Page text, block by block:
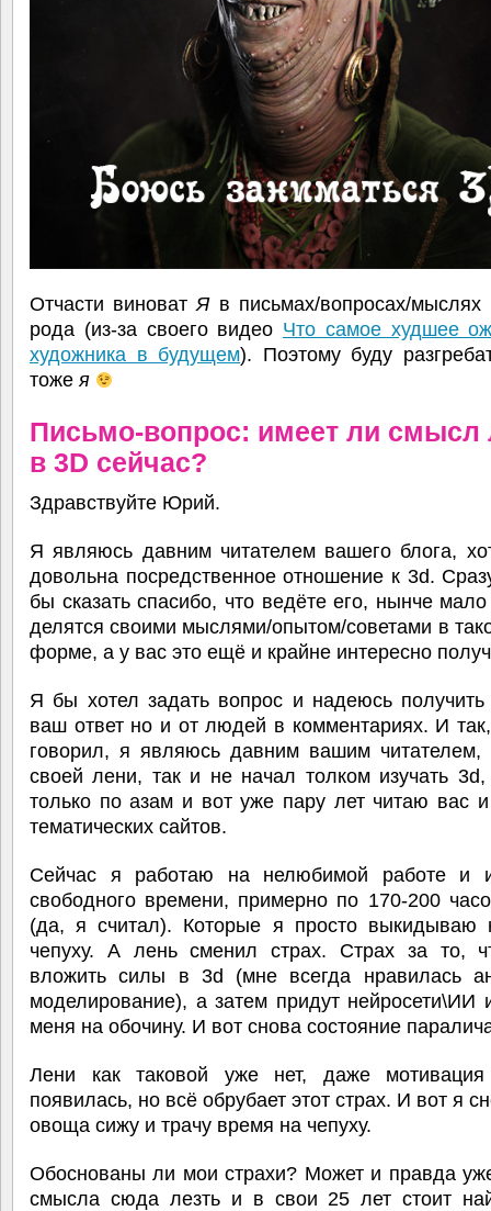
Отчасти виноватЯв письмах/вопросах/мыслях
рода (из-за своего видео Что самое худшее
художника в будущем). Поэтому буду
тоже я
Письмо-вопрос: имеет ли смысл
в 3D сейчас?
Здравствуйте Юрий.
Я являюсь давним читателем вашего блога,
довольна посредственное отношение к 3d.
бы сказать спасибо, что ведёте его, нынче
делятся своими мыслями/опытом/советами в
форме, а у вас это ещё и крайне интересно
Я бы хотел задать вопрос и надеюсь получить
ваш ответ но и от людей в комментариях. И
говорил, я являюсь давним вашим
своей лени, так и не начал толком изучать
только по азам и вот уже пару лет читаю вас
тематических сайтов.
Сейчас я работаю на нелюбимой работе и
свободного времени, примерно по 170-200
(да, я считал). Которые я просто выкидываю
чепуху. А лень сменил страх. Страх за то,
вложить силы в 3d (мне всегда нравилась
моделирование), а затем придут нейросети\ИИ
меня на обочину. И вот снова состояние
Лени как таковой уже нет, даже
появилась, но всё обрубает этот страх. И вот я
овоща сижу и трачу время на чепуху.
Обоснованы ли мои страхи? Может и правда
смысла сюда лезть и в свои 25 лет стоит